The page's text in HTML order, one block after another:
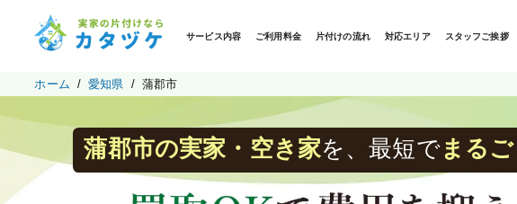
ホーム 愛知県 蒲郡市
サービス内容 ご利用料金 片付けの流れ 対応エリア スタッフご挨拶
蒲郡市の実家・空き家を、最短でまるご